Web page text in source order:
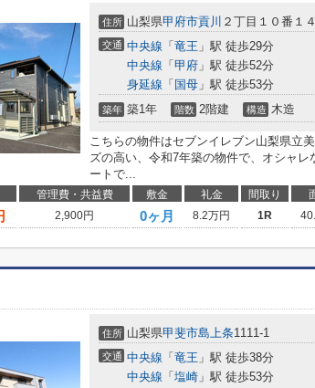
住所 山梨県甲府市貢川 ２丁目１０番１
交通 中央線 「 竜王 」駅 徒歩29分
中央線 「 甲府 」駅 徒歩52分
身延線 「 国母 」駅 徒歩53分
築年 築1年 階数 2階建 構造 木造
こちらの物件はセブンイレブン山梨県立
ズの高い、令和7年築の物件で、オシャ
ートで...
管理費・共益費 敷金 礼金 間取り
2,900円 0ヶ月 8.2万円 1R
住所 山梨県甲斐市島上条1111-1
交通 中央線 「 竜王 」駅 徒歩38分
中央線 「 塩崎 」駅 徒歩53分